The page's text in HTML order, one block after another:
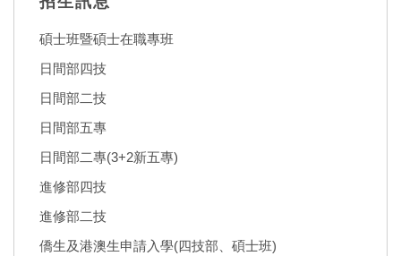
碩士班暨碩士在職專班
日間部四技
日間部二技
日間部五專
日間部二專(3+2新五專)
進修部四技
進修部二技
僑生及港澳生申請入學(四技部、碩士班)